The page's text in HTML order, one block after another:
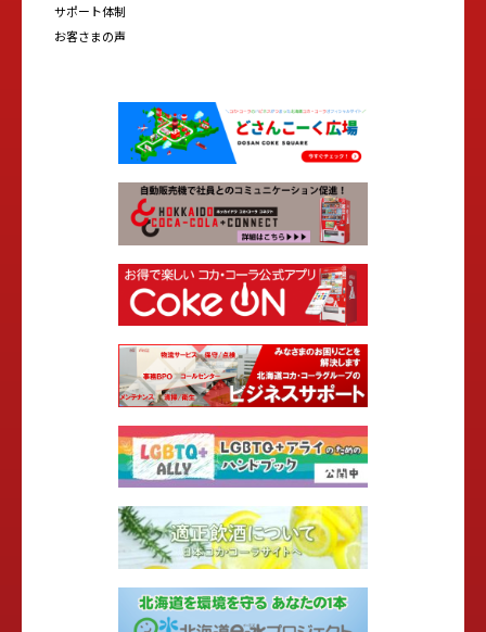
サポート体制
お客さまの声